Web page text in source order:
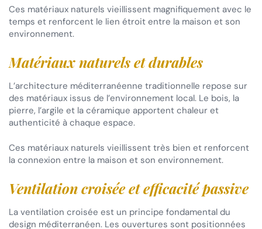
Ces matériaux naturels vieillissent magnifiquement avec le
temps et renforcent le lien étroit entre la maison et son
environnement.
Matériaux naturels et durables
L’architecture méditerranéenne traditionnelle repose sur
des matériaux issus de l’environnement local. Le bois, la
pierre, l’argile et la céramique apportent chaleur et
authenticité à chaque espace.
Ces matériaux naturels vieillissent très bien et renforcent
la connexion entre la maison et son environnement.
Ventilation croisée et efficacité passive
La ventilation croisée est un principe fondamental du
design méditerranéen. Les ouvertures sont positionnées